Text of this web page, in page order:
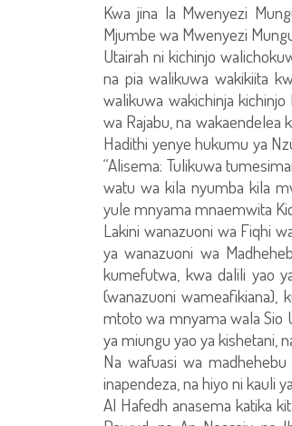
Kwa jina la Mwenyezi
Mjumbe wa Mwenyezi
Utairah ni kichinjo
na pia walikuwa wakikiita
walikuwa wakichinja
wa Rajabu, na wakaendelea
Hadithi yenye hukumu ya
“Alisema: Tulikuwa
watu wa kila nyumba kila
yule mnyama mnaemwita
Lakini wanazuoni wa Fiqhi
ya wanazuoni wa
kumefutwa, kwa dalili yao
(wanazuoni wameafikiana),
mtoto wa mnyama wala Sio
ya miungu yao ya kishetani,
Na wafuasi wa
inapendeza, na hiyo ni kauli
Al Hafedh anasema katika